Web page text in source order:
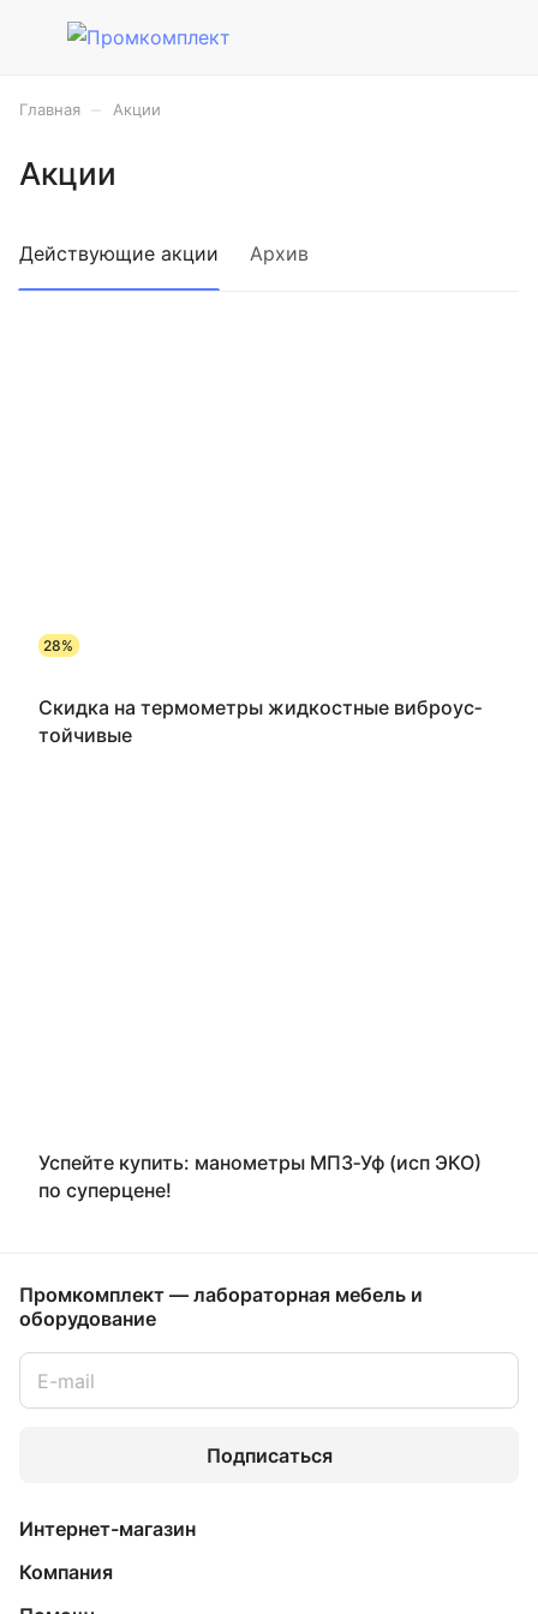
Главная Акции
Акции
Действующие акции Архив
28%
Скидка на термометры жид­кос­тные виб­ро­ус­
той­чи­вые
Успейте купить: манометры МП3‑Уф (исп ЭКО)
по суперцене!
Промкомплект — лабораторная мебель и
оборудование
Подписаться
Интернет-магазин
Компания